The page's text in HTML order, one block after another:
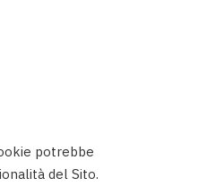
potrebbe
del Sito.